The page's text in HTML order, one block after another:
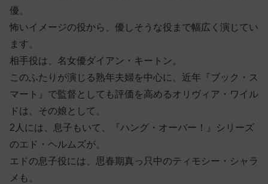
優。
怖いイメージの役から、優しそうな役まで幅広く演じてい
ます。
相手役は、名女優ダイアン・キートン。
このふたりが演じる熟年夫婦を中心に、近年『ブック・ス
マート』で監督としても評価を高めるオリヴィア・ワイル
ドは、その娘として。
2人には、息子もいて、『ハング・オーバー！』シリーズ
のエド・ヘルムズが。
エドの息子役には、思春期真っ只中のティモシー・シャラ
メも。